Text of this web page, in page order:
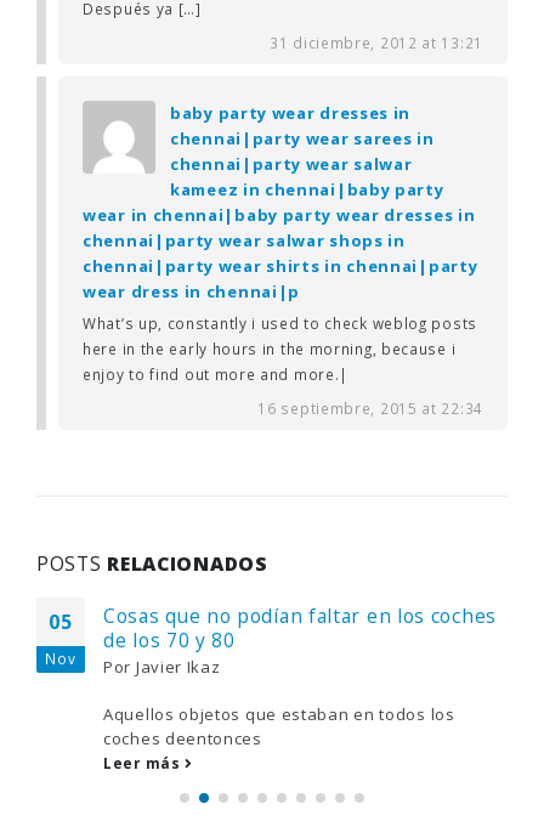
Después ya […]
31 diciembre, 2012 at 13:21
baby party wear dresses in
chennai|party wear sarees in
chennai|party wear salwar
kameez in chennai|baby party
wear in chennai|baby party wear dresses in
chennai|party wear salwar shops in
chennai|party wear shirts in chennai|party
wear dress in chennai|p
What’s up, constantly i used to check weblog posts
here in the early hours in the morning, because i
enjoy to find out more and more.|
16 septiembre, 2015 at 22:34
POSTS RELACIONADOS
05
Nov
Cosas que no podían faltar en los coches
de los 70 y 80
Por Javier Ikaz
Aquellos objetos que estaban en todos los
coches deentonces
Leer más